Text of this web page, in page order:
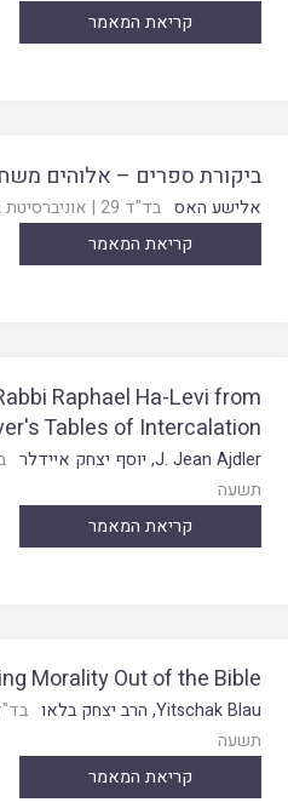
קריאת המאמר
ביקורת ספרים – אלוהים
אלישע האס בד"ד 29 | אוניברסיטת
קריאת המאמר
Raphael Ha-Levi from
Tables of Intercalation
J. Jean Ajdler
, יוסף יצחק איידלר
תשעה
קריאת המאמר
Morality Out of the Bible
Yitschak Blau
, הרב יצחק בלאו בד"ד
תשעה
קריאת המאמר